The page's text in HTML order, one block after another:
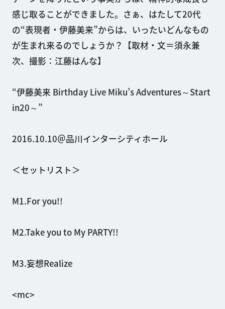
感じ取ることができました。さぁ、はたして20代
の“表現者・伊藤美来”からは、いったいどんなもの
が生まれ来るのでしょうか？【取材・文＝須永兼
次、撮影：江藤はんな】
“伊藤美来 Birthday Live Miku’s Adventures～Start
in20～”
2016.10.10＠品川インターシティホール
＜セットリスト＞
M1.For you!!
M2.Take you to My PARTY!!
M3.妄想Realize
<mc>